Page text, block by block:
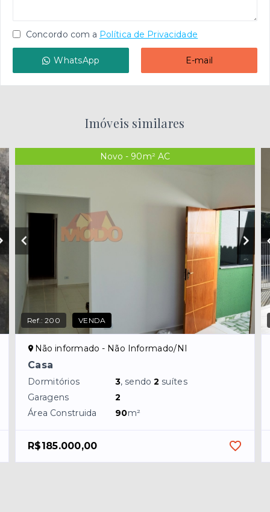
Concordo com a Política de Privacidade
WhatsApp E-mail
Imóveis similares
Novo - 90m² AC
Ref.:200 VENDA
Não informado - Não Informado/NI
Casa
Dormitórios 3, sendo2 suítes
Garagens
2
Área Construida
90m²
R$185.000,00